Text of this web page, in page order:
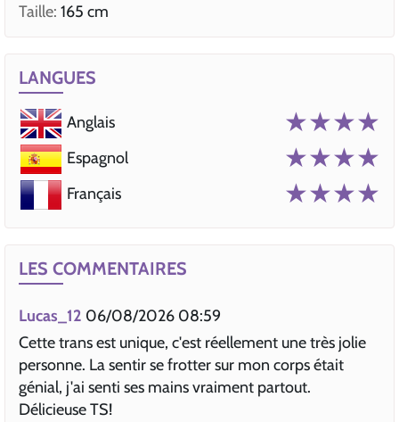
Taille: 165 cm
LANGUES
Anglais ★★★★
Espagnol ★★★★
Français ★★★★
LES COMMENTAIRES
Lucas_12 06/08/2026 08:59
Cette trans est unique, c'est réellement une très jolie
personne. La sentir se frotter sur mon corps était
génial, j'ai senti ses mains vraiment partout.
Délicieuse TS!